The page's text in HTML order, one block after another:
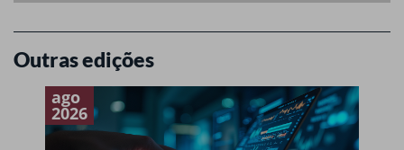
Outras edições
ago
2026